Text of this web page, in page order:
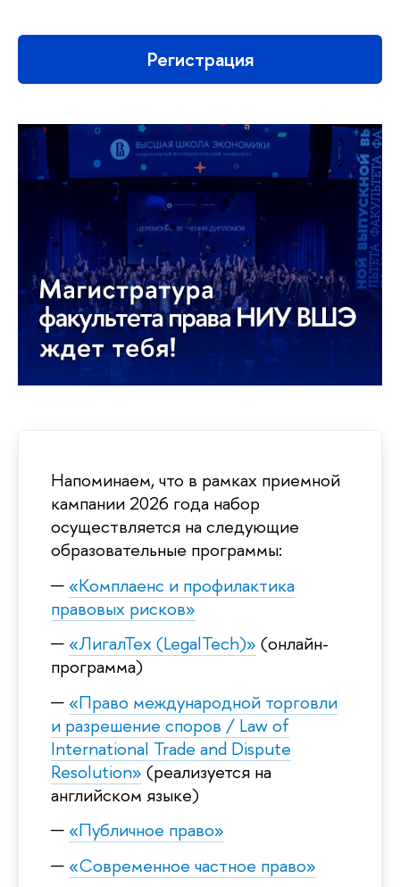
Регистрация
Напоминаем, что в рамках приемной
кампании 2026 года набор
осуществляется на следующие
образовательные программы:
«Комплаенс и профилактика
правовых рисков»
«ЛигалТех (LegalTech)» (онлайн-
программа)
«Право международной торговли
и разрешение споров / Law of
International Trade and Dispute
Resolution» (реализуется на
английском языке)
«Публичное право»
«Современное частное право»